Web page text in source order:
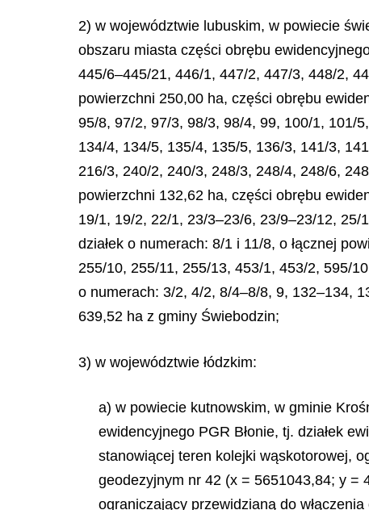
2) w województwie lubuskim, w powiecie
obszaru miasta części obrębu
445/6–445/21, 446/1, 447/2, 447/3, 448/2,
powierzchni 250,00 ha, części obrębu
95/8, 97/2, 97/3, 98/3, 98/4, 99, 100/1, 101/
134/4, 134/5, 135/4, 135/5, 136/3, 141/3,
216/3, 240/2, 240/3, 248/3, 248/4, 248/6,
powierzchni 132,62 ha, części obrębu
19/1, 19/2, 22/1, 23/3–23/6, 23/9–23/12,
działek o numerach: 8/1 i 11/8, o łącznej
255/10, 255/11, 255/13, 453/1, 453/2, 595/
o numerach: 3/2, 4/2, 8/4–8/8, 9, 132–134,
639,52 ha z gminy Świebodzin;
3) w województwie łódzkim:
a) w powiecie kutnowskim, w gminie
ewidencyjnego PGR Błonie, tj. działek
stanowiącej teren kolejki wąskotorowej,
geodezyjnym nr 42 (x = 5651043,84; y =
ograniczający przewidzianą do